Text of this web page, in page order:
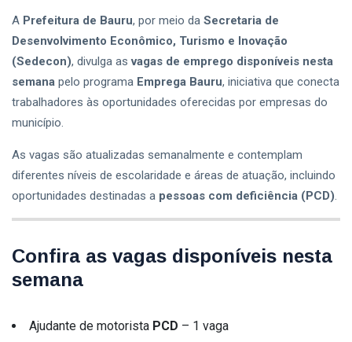
Participar
com Inscrições
Até Sexta-Feira
Vaga
CIDADE
Bauru
Promove
Campanha de
Multivacinação
Durante o Mês
de Agosto;
Horários e
Disponíveis
06
Aug,
2026
137
visualizações
Programa
‘Amigo
Abre
Inscrições
Gratuita de
Animais no
Parque Santa
Bauru; Veja
Como
06
Aug,
136
visualizações
Inscrições
para o
60+’ Bauru
A Prefeitura de Bauru, por meio da Secretaria de
Desenvolvimento Econômico, Turismo e Inovação
(Sedecon), divulga asvagas de emprego disponíveis nesta
semana pelo programa Emprega Bauru, iniciativa que conecta
trabalhadores às oportunidades oferecidas por empresas do
município.
As vagas são atualizadas semanalmente e contemplam
diferentes níveis de escolaridade e áreas de atuação, incluindo
oportunidades destinadas a pessoas com deficiência (PCD).
Confira as vagas disponíveis nesta
semana
Ajudante de motorista PCD – 1 vaga